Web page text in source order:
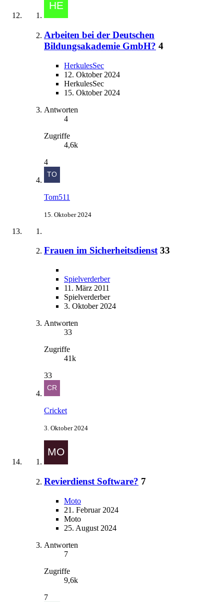
Arbeiten bei der Deutschen
Bildungsakademie GmbH? 4
HerkulesSec
12. Oktober 2024
HerkulesSec
15. Oktober 2024
Antworten
4
Zugriffe
4,6k
4
Tom511
15. Oktober 2024
Frauen im Sicherheitsdienst 33
Spielverderber
11. März 2011
Spielverderber
3. Oktober 2024
Antworten
33
Zugriffe
41k
33
Cricket
3. Oktober 2024
Revierdienst Software? 7
Moto
21. Februar 2024
Moto
25. August 2024
Antworten
7
Zugriffe
9,6k
7